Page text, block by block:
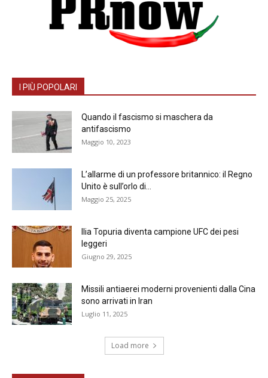
I PIÙ POPOLARI
Quando il fascismo si maschera da
antifascismo
Maggio 10, 2023
L’allarme di un professore britannico: il Regno
Unito è sull’orlo di...
Maggio 25, 2025
Ilia Topuria diventa campione UFC dei pesi
leggeri
Giugno 29, 2025
Missili antiaerei moderni provenienti dalla Cina
sono arrivati in Iran
Luglio 11, 2025
Load more